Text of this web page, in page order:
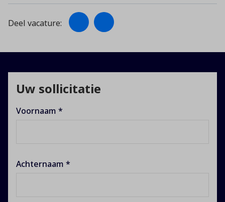
Deel vacature:
Uw sollicitatie
Voornaam *
Achternaam *